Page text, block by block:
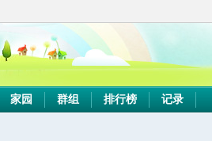
家园 群组 排行榜 记录